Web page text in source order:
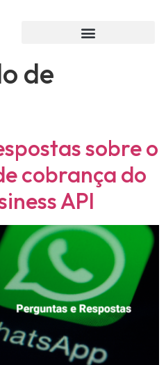
de
sobre o
cobrança do
API